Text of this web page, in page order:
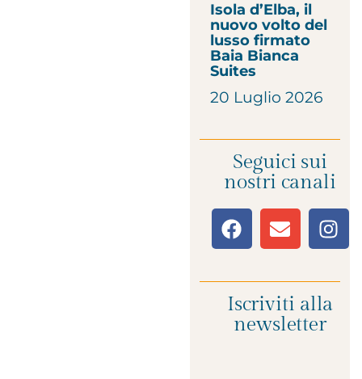
Isola d’Elba, il
nuovo volto del
lusso firmato
Baia Bianca
Suites
20 Luglio 2026
Seguici sui
nostri canali
Iscriviti alla
newsletter